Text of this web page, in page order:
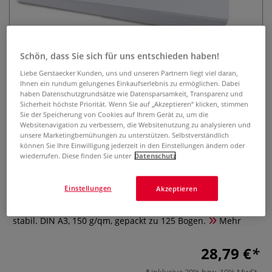
GERSTAECKER Schul-
Zeichenpapier 150
0 Bewertungen
GERSTAECKER Schul-Zeichenpapier 150 ist ideal für alle
trockenen Zeichentechniken, aber auch für verschiedene
stabil. DIN A3, 150 g/qm, gepackt zu 125 Bogen.
Mehr
28,79 €
Schön, dass Sie sich für uns entschieden haben!
Liebe Gerstaecker Kunden, uns und unseren Partnern liegt viel daran,
Ihnen ein rundum gelungenes Einkaufserlebnis zu ermöglichen. Dabei
haben Datenschutzgrundsätze wie Datensparsamkeit, Transparenz und
Sicherheit höchste Priorität. Wenn Sie auf „Akzeptieren“ klicken, stimmen
Sie der Speicherung von Cookies auf Ihrem Gerät zu, um die
Websitenavigation zu verbessern, die Websitenutzung zu analysieren und
unsere Marketingbemühungen zu unterstützen. Selbstverständlich
können Sie Ihre Einwilligung jederzeit in den Einstellungen ändern oder
wiederrufen. Diese finden Sie unter Datenschutz
Akzeptieren
Einstellungen